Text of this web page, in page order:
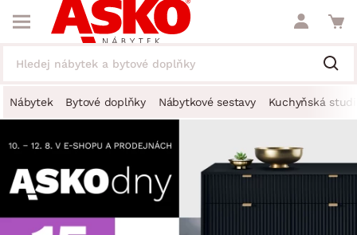
Nábytek Bytové doplňky Nábytkové sestavy Kuchyňská